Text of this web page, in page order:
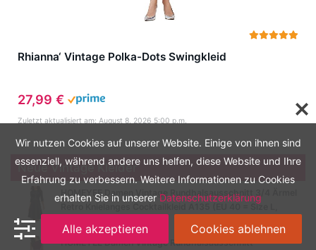
Rhianna‘ Vintage Polka-Dots Swingkleid
27,99 €
Zuletzt aktualisiert am: August 8, 2026 5:00 p.m.
Neue Vintage Kleider
HOMEYEE Damen Vintage Rundhalsausschnitt 3/4 Ärmel
Retro Knielanges Cocktailkleid A135 (EU 40 = Size L,
HOMEYEE Damen Vintage Rundhalsausschnitt
Wir nutzen Cookies auf unserer Website. Einige von ihnen sind
essenziell, während andere uns helfen, diese Website und Ihre
Erfahrung zu verbessern. Weitere Informationen zu Cookies
erhalten Sie in unserer Datenschutzerklärung
Alle akzeptieren Cookies ablehnen